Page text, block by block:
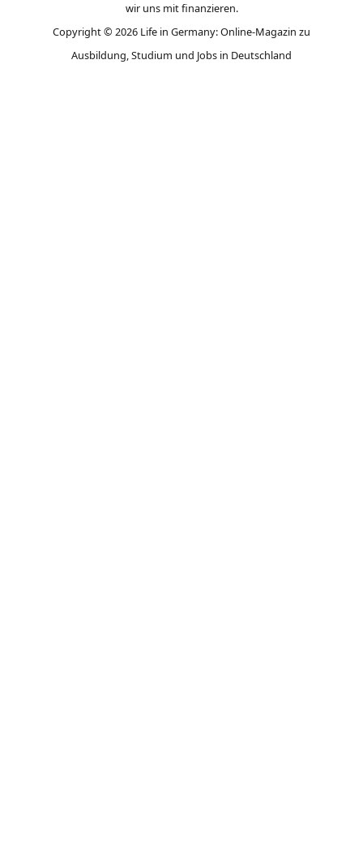
wir uns mit finanzieren.
Copyright © 2026 Life in Germany: Online-Magazin zu
Ausbildung, Studium und Jobs in Deutschland